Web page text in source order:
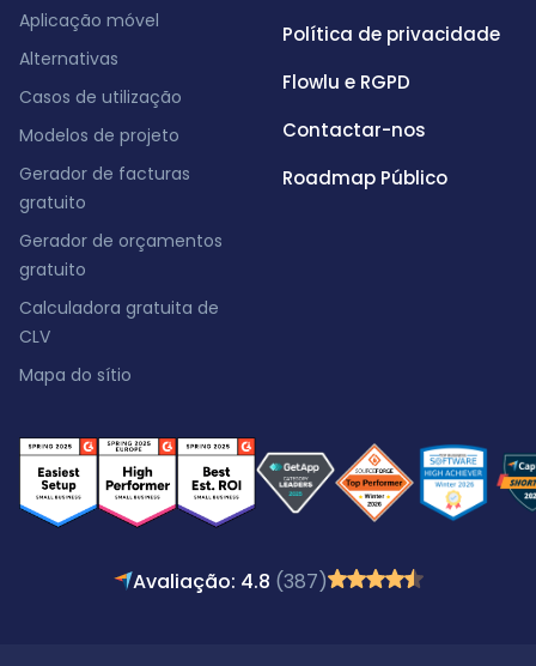
Aplicação móvel
Alternativas
Casos de utilização
Modelos de projeto
Gerador de facturas
gratuito
Gerador de orçamentos
gratuito
Calculadora gratuita de
CLV
Mapa do sítio
Política de privacidade
Flowlu e RGPD
Contactar-nos
Roadmap Público
Avaliação: 4.8 (387)